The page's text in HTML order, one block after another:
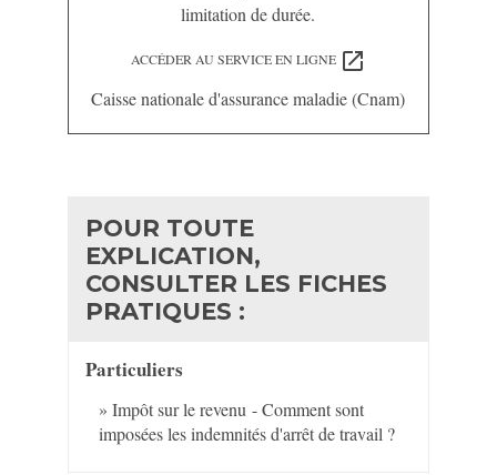
limitation de durée.
ACCÉDER AU SERVICE EN LIGNE open_in_new
Caisse nationale d'assurance maladie (Cnam)
POUR TOUTE
EXPLICATION,
CONSULTER LES FICHES
PRATIQUES :
Particuliers
Impôt sur le revenu - Comment sont
imposées les indemnités d'arrêt de travail ?